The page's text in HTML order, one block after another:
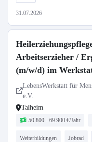
31.07.2026
Arbeitserzieher /
(m/w/d) im
LebensWerkstatt für
e.V.
Talheim
50.800 - 69.900 €/Jahr
Weiterbildungen Jobrad